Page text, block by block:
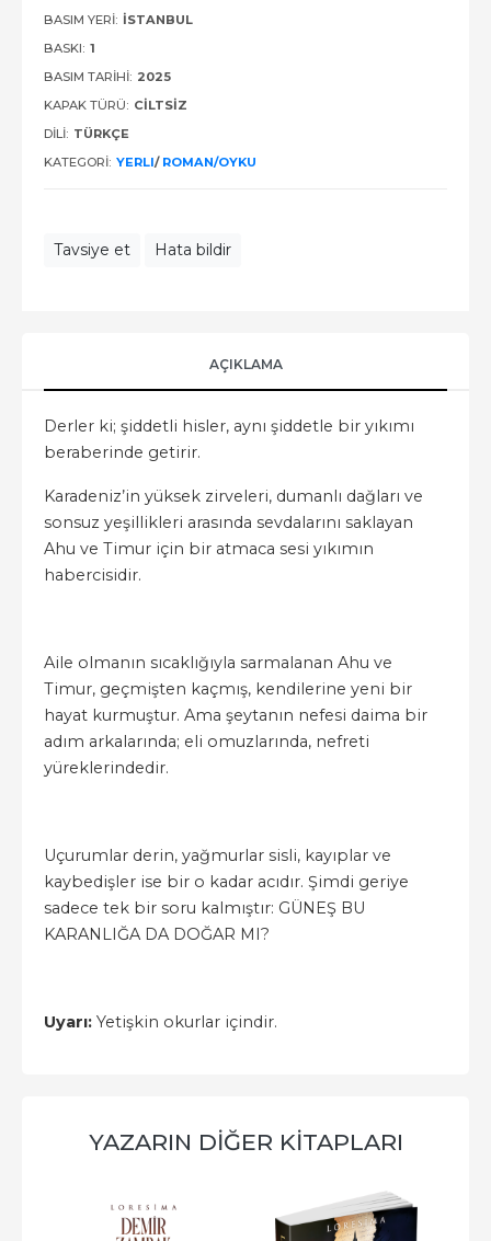
BASIM YERI: İSTANBUL
BASKI: 1
BASIM TARIHI: 2025
KAPAK TÜRÜ: CİLTSİZ
DILI: TÜRKÇE
KATEGORI: YERLI/ ROMAN/OYKU
Tavsiye et Hata bildir
AÇIKLAMA
Derler ki; şiddetli hisler, aynı şiddetle bir yıkımı
beraberinde getirir.
Karadeniz’in yüksek zirveleri, dumanlı dağları ve
sonsuz yeşillikleri arasında sevdalarını saklayan
Ahu ve Timur için bir atmaca sesi yıkımın
habercisidir.
Aile olmanın sıcaklığıyla sarmalanan Ahu ve
Timur, geçmişten kaçmış, kendilerine yeni bir
hayat kurmuştur. Ama şeytanın nefesi daima bir
adım arkalarında; eli omuzlarında, nefreti
yüreklerindedir.
Uçurumlar derin, yağmurlar sisli, kayıplar ve
kaybedişler ise bir o kadar acıdır. Şimdi geriye
sadece tek bir soru kalmıştır: GÜNEŞ BU
KARANLIĞA DA DOĞAR MI?
Uyarı: Yetişkin okurlar içindir.
YAZARIN DIĞER KITAPLARI